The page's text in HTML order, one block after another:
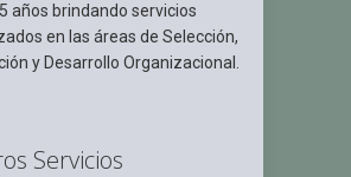
años brindando servicios
en las áreas de Selección,
y Desarrollo Organizacional.
Servicios